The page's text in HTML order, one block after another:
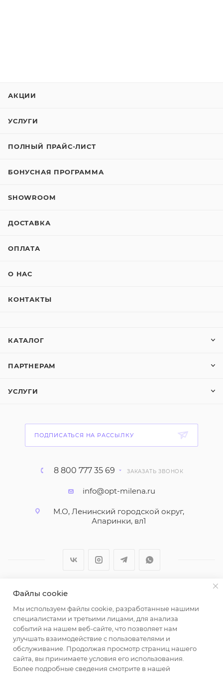
АКЦИИ
УСЛУГИ
ПОЛНЫЙ ПРАЙС-ЛИСТ
БОНУСНАЯ ПРОГРАММА
SHOWROOM
ДОСТАВКА
ОПЛАТА
О НАС
КОНТАКТЫ
КАТАЛОГ
ПАРТНЕРАМ
УСЛУГИ
ПОДПИСАТЬСЯ НА РАССЫЛКУ
8 800 777 35 69 ЗАКАЗАТЬ ЗВОНОК
info@opt-milena.ru
М.О, Ленинский городской округ,
Апаринки, вл1
2026 © ООО "Вайт Текстиль групп"
Любая информация на сайте носит справочный
характер и не является публичной офертой
определяемой положениями пункта 2 статьи 437
Гражданского кодекса Российской Федерации.
Использование любых материалов, опубликованных
на https://opt-milena.ru, допустимо только при
Файлы cookie
Мы используем файлы cookie, разработанные нашими
специалистами и третьими лицами, для анализа
событий на нашем веб-сайте, что позволяет нам
улучшать взаимодействие с пользователями и
обслуживание. Продолжая просмотр страниц нашего
сайта, вы принимаете условия его использования.
Более подробные сведения смотрите в нашей